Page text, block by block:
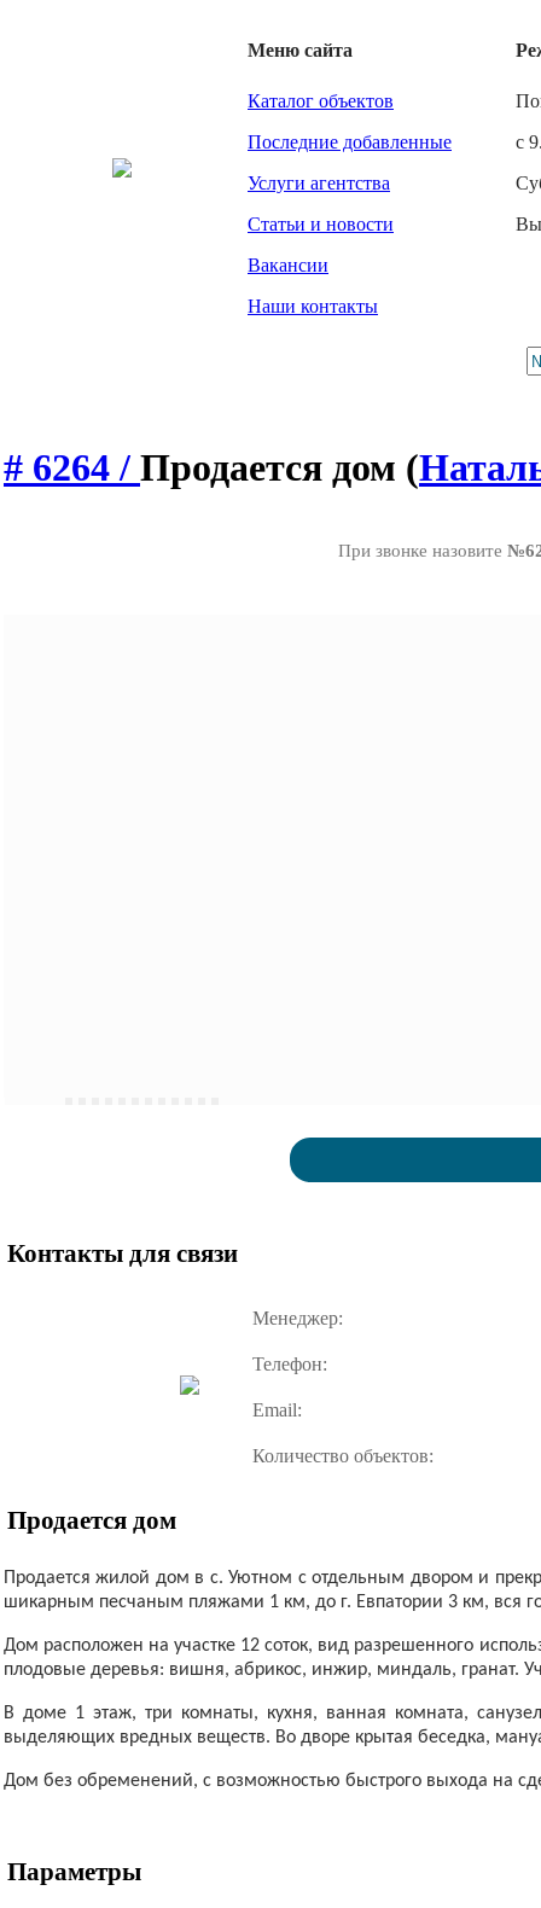
Меню сайта
Каталог объектов
Последние добавленные
Услуги агентства
Статьи и новости
Вакансии
Наши контакты
с
# 6264 / Продается дом (
При звонке назовите
Контакты для связи
Менеджер:
Телефон:
Email:
Количество объектов:
Продается дом
Продается жилой дом в с. Уютном с отдельным двором и
шикарным песчаным пляжами 1 км, до г. Евпатории 3 км, вся
Дом расположен на участке 12 соток, вид разрешенного
плодовые деревья: вишня, абрикос, инжир, миндаль, гранат.
В доме 1 этаж, три комнаты, кухня, ванная комната,
выделяющих вредных веществ. Во дворе крытая беседка,
Дом без обременений, с возможностью быстрого выхода на
Параметры